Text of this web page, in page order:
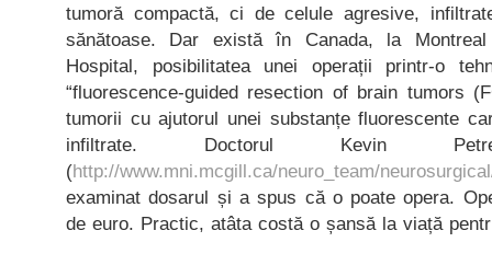
tumoră compactă, ci de celule agresive,
sănătoase. Dar există în Canada, la
Hospital, posibilitatea unei operații printr-o
“fluorescence-guided resection of brain tumors
tumorii cu ajutorul unei substanțe fluorescente
infiltrate. Doctorul Kevin
(http://www.mni.mcgill.ca/neuro_team/
examinat dosarul și a spus că o poate opera.
de euro. Practic, atâta costă o șansă la viață